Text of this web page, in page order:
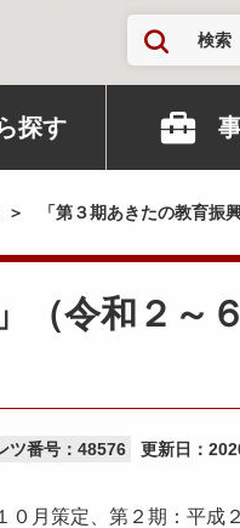
検索
探す
「第３期あきたの教育振
（令和２～
ツ番号：48576 更新日：
月策定、第２期：平成